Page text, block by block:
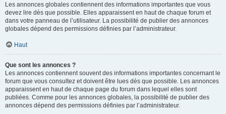
Les annonces globales contiennent des informations importantes que vous
devez lire dès que possible. Elles apparaissent en haut de chaque forum et
dans votre panneau de l’utilisateur. La possibilité de publier des annonces
globales dépend des permissions définies par l’administrateur.
Haut
Que sont les annonces ?
Les annonces contiennent souvent des informations importantes concernant le
forum que vous consultez et doivent être lues dès que possible. Les annonces
apparaissent en haut de chaque page du forum dans lequel elles sont
publiées. Comme pour les annonces globales, la possibilité de publier des
annonces dépend des permissions définies par l’administrateur.